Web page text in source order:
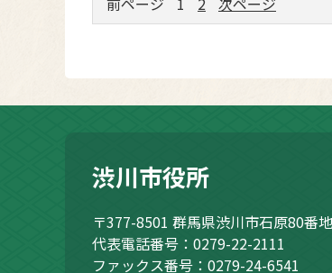
渋川市役所
〒377-8501 群馬県渋川市石原80番地
代表電話番号：0279-22-2111
ファックス番号：0279-24-6541